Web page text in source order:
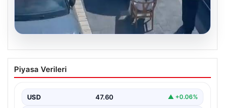
Yalova’da Şaşırtan Engelleme: Kafe
Önüne Park Etmek İsteyen Sürücüye
Yalova’da yaşanan sıra dışı bir olay, gündeme damgasını
Piyasa Verileri
USD 47.60 ▲ +0.06%